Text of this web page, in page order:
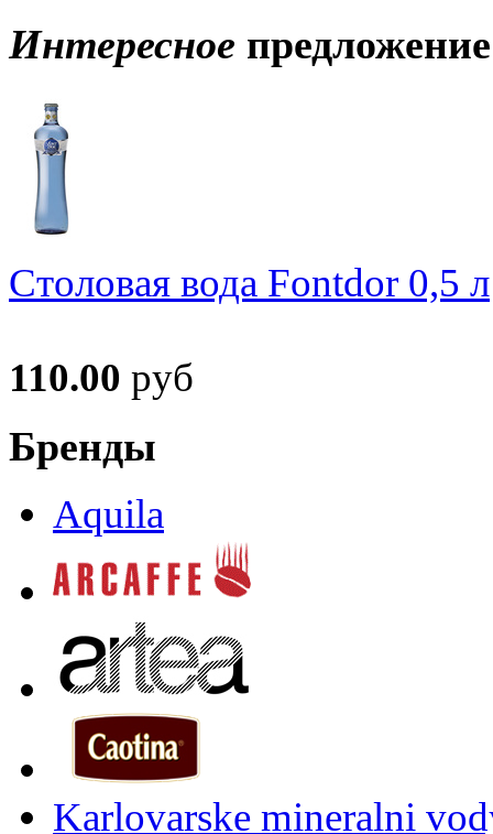
Интересное предложение
Столовая вода Fontdor 0,5 л
110.00 руб
Бренды
Aquila
Karlovarske mineralni